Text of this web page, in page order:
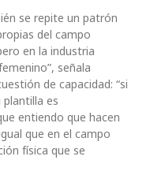
se repite un patrón
del campo
en la industria
señala
de capacidad: “si
es
entiendo que hacen
que en el campo
física que se